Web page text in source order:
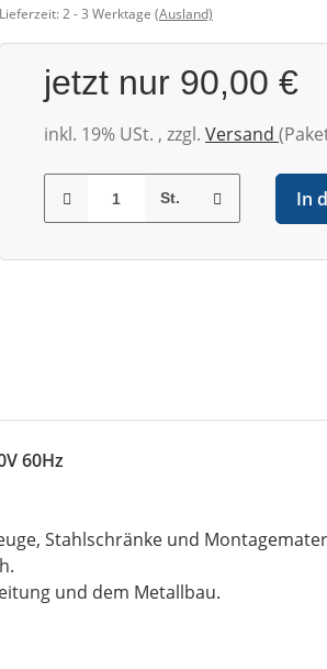
Lieferzeit:2 - 3 Werktage (Ausland)
jetzt nur 90,00 €
inkl. 19% USt. , zzgl. Versand
St. In
60Hz
Stahlschränke und
und dem Metallbau.